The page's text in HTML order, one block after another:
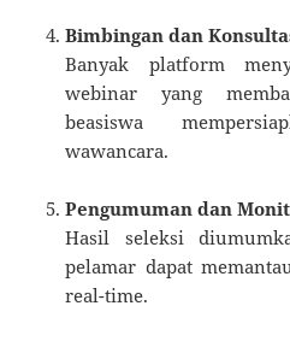
Bimbingan dan
Banyak platform
webinar yang
beasiswa
wawancara.
Pengumuman dan
Hasil seleksi
pelamar dapat
real-time.